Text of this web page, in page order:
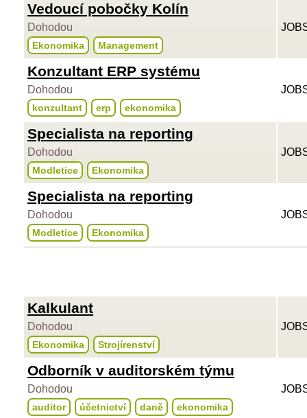
Vedoucí pobočky Kolín
Dohodou
Ekonomika Management
Konzultant ERP systému
Dohodou
konzultant erp ekonomika
Specialista na reporting
Dohodou
Modletice Ekonomika
Specialista na reporting
Dohodou
Modletice Ekonomika
Kalkulant
Dohodou
Ekonomika Strojírenství
Odborník v auditorském týmu
Dohodou
auditor účetnictví daně ekonomika